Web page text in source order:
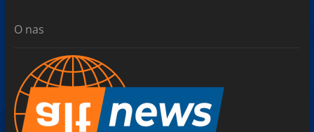
O nas